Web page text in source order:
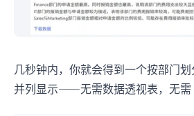
几秒钟内，你就会得到一个按部门
并列显示——无需数据透视表，无需